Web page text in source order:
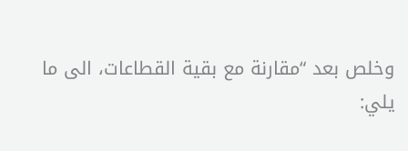
وخلص بعد “مقارنة مع بقية القطاعات، الى ما
يلي: